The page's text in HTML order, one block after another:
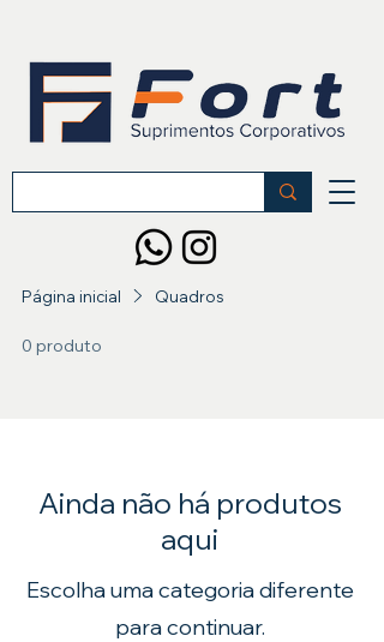
Página inicial Quadros
0 produto
Ainda não há produtos
aqui
Escolha uma categoria diferente
para continuar.